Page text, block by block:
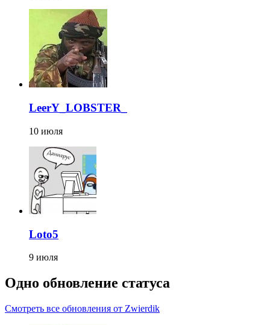
LeerY_LOBSTER_
10 июля
Loto5
9 июля
Одно обновление статуса
Смотреть все обновления от Zwierdik